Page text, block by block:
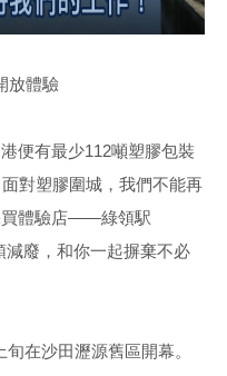
放體驗
便有最少112噸塑膠包裝
對塑膠圍城，我們不能再
買體驗店——綠領駅
減廢，和你一起摒棄不必
在沙田瀝源舊區開幕。